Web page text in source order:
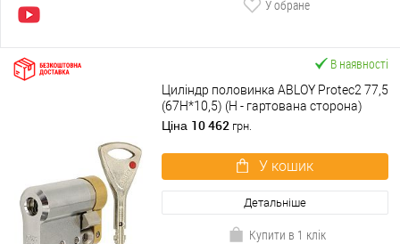
У обране
В наявності
Циліндр половинка ABLOY Protec2 77,5
(67H*10,5) (H - гартована сторона)
хром матовий 3 ключа
Ціна 10 462 грн.
У кошик
Детальніше
Купити в 1 клік